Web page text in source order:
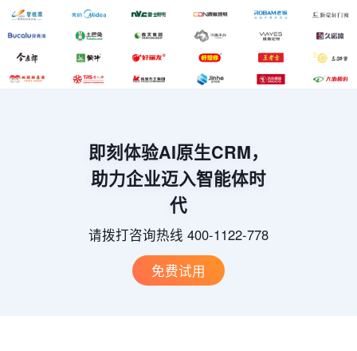
即刻体验AI原生CRM，
助力企业迈入智能体时
代
请拨打咨询热线 400-1122-778
免费试用